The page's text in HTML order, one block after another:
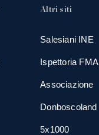
Altri siti
Salesiani INE
Ispettoria FMA
Associazione
Donboscoland
5x1000